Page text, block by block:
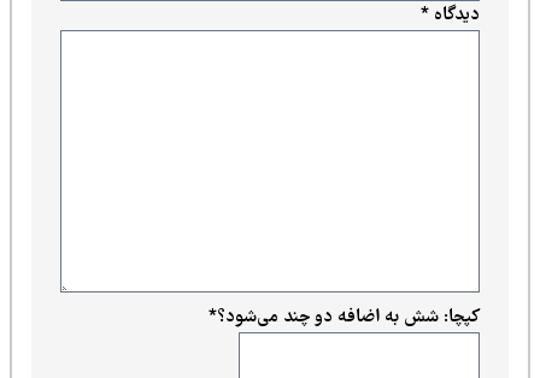
دیدگاه*
کپچا: شش به اضافه دو چند می‌شود؟*